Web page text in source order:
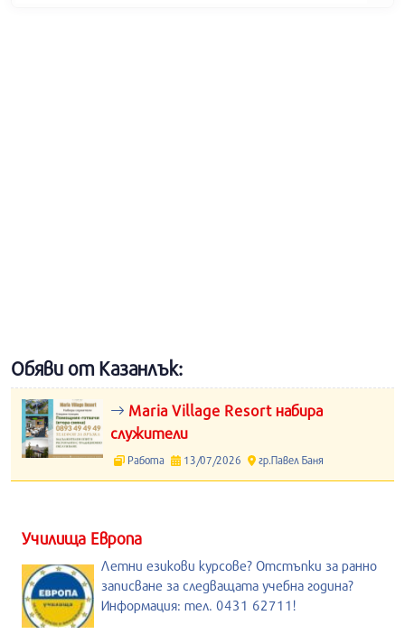
Обяви от Казанлък:
Maria Village Resort набира
служители
Работа 13/07/2026 гр.Павел Баня
Училища Европа
Летни езикови курсове? Отстъпки за ранно
записване за следващата учебна година?
Информация: тел. 0431 62711!